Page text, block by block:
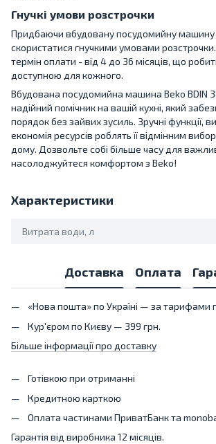
Гнучкі умови розстрочки
Придбаючи вбудовану посудомийну
скористатися гнучкими умовами
термін оплати - від 4 до 36 місяців, що
доступною для кожного.
Вбудована посудомийна машина Beko BDIN
надійний помічник на вашій кухні, який
порядок без зайвих зусиль. Зручні функції,
економія ресурсів роблять її відмінним
дому. Дозвольте собі більше часу для
насолоджуйтеся комфортом з Beko!
Характеристики
Витрата води, л
Доставка Оплата
«Нова пошта» по Україні — за тарифами
Кур'єром по Києву — 399 грн.
Більше інформації про доставку
Готівкою при отриманні
Кредитною карткою
Оплата частинами ПриватБанк та
Гарантія від виробника 12 місяців.